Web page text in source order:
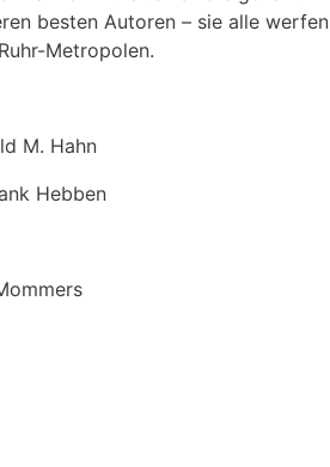
besten Autoren – sie alle werfen
Metropolen.
M. Hahn
Hebben